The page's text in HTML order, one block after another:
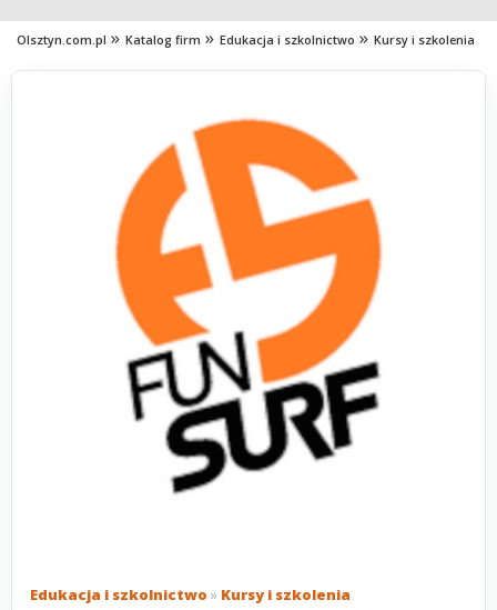
Olsztyn.com.pl Katalog firm Edukacja i szkolnictwo Kursy i szkolenia
Edukacja i szkolnictwo » Kursy i szkolenia